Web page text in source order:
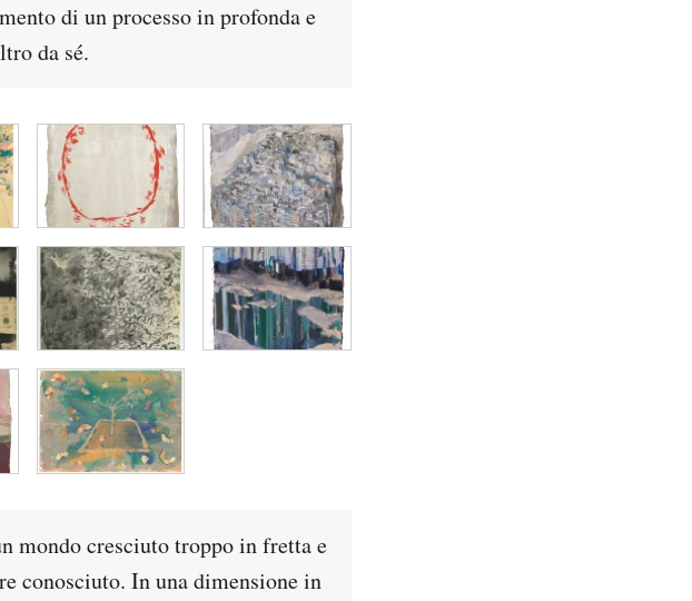
di un processo in profonda e
da sé.
mondo cresciuto troppo in fretta e
conosciuto. In una dimensione in